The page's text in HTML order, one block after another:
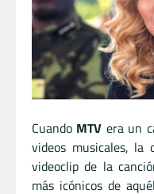
Cuando MTV era un
videos musicales,
videoclip de la
más icónicos de